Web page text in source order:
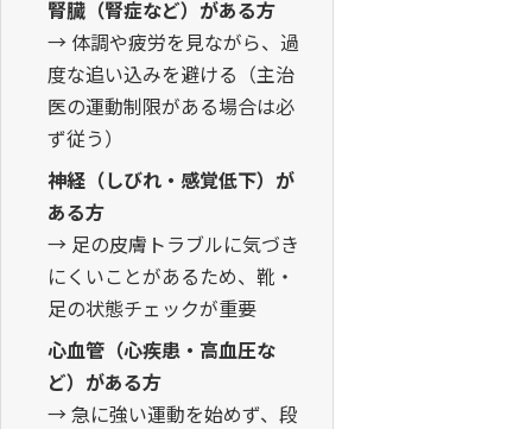
腎臓（腎症など）がある方
→ 体調や疲労を見ながら、過
度な追い込みを避ける（主治
医の運動制限がある場合は必
ず従う）
神経（しびれ・感覚低下）が
ある方
→ 足の皮膚トラブルに気づき
にくいことがあるため、靴・
足の状態チェックが重要
心血管（心疾患・高血圧な
ど）がある方
→ 急に強い運動を始めず、段